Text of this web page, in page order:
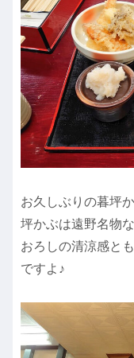
お久しぶりの暮坪
坪かぶは遠野名物
おろしの清涼感と
ですよ♪